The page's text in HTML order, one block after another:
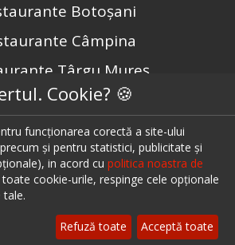
Botoșani
Câmpina
Târgu Mureș
Târgu Jiu
Constanța
Urmărește-ne pe
Cookie? 🍪
funcționarea corectă a site-ului
și pentru statistici, publicitate și
in acord cu politica noastra de
cookie-urile, respinge cele opționale
tale.
Refuză toate Acceptă toate